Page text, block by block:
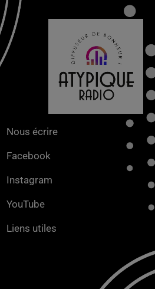
Nous écrire
Facebook
Instagram
YouTube
Liens utiles